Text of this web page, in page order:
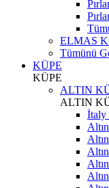
ELMAS
Tümünü
KÜPE
KÜPE
ALTIN
ALTIN
İtaly